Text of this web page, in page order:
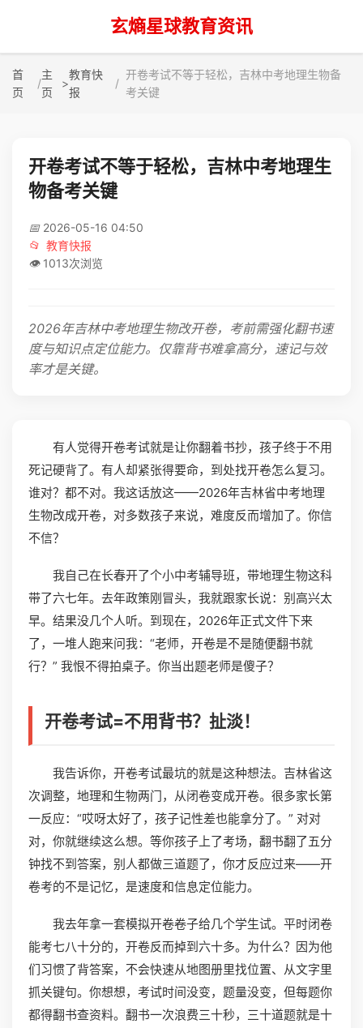
玄熵星球教育资讯
首
页
主
页
>
教育快
报
开卷考试不等于轻松，吉林中考地理生物备
考关键
开卷考试不等于轻松，吉林中考地理生
物备考关键
📅 2026-05-16 04:50
📂 教育快报
👁️ 1013次浏览
2026年吉林中考地理生物改开卷，考前需强化翻书速
度与知识点定位能力。仅靠背书难拿高分，速记与效
率才是关键。
有人觉得开卷考试就是让你翻着书抄，孩子终于不用
死记硬背了。有人却紧张得要命，到处找开卷怎么复习。
谁对？都不对。我这话放这——2026年吉林省中考地理
生物改成开卷，对多数孩子来说，难度反而增加了。你信
不信？
我自己在长春开了个小中考辅导班，带地理生物这科
带了六七年。去年政策刚冒头，我就跟家长说：别高兴太
早。结果没几个人听。到现在，2026年正式文件下来
了，一堆人跑来问我：“老师，开卷是不是随便翻书就
行？” 我恨不得拍桌子。你当出题老师是傻子？
开卷考试=不用背书？扯淡！
我告诉你，开卷考试最坑的就是这种想法。吉林省这
次调整，地理和生物两门，从闭卷变成开卷。很多家长第
一反应：“哎呀太好了，孩子记性差也能拿分了。” 对对
对，你就继续这么想。等你孩子上了考场，翻书翻了五分
钟找不到答案，别人都做三道题了，你才反应过来——开
卷考的不是记忆，是速度和信息定位能力。
我去年拿一套模拟开卷卷子给几个学生试。平时闭卷
能考七八十分的，开卷反而掉到六十多。为什么？因为他
们习惯了背答案，不会快速从地图册里找位置、从文字里
抓关键句。你想想，考试时间没变，题量没变，但每题你
都得翻书查资料。翻书一次浪费三十秒，三十道题就是十